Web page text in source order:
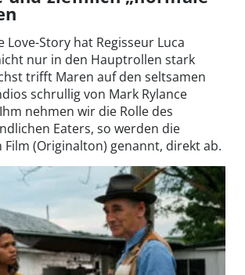
Love-Story hat Regisseur Luca
nur in den Hauptrollen stark
trifft Maren auf den seltsamen
schrullig von Mark Rylance
nehmen wir die Rolle des
Eaters, so werden die
Film (Originalton) genannt, direkt ab.